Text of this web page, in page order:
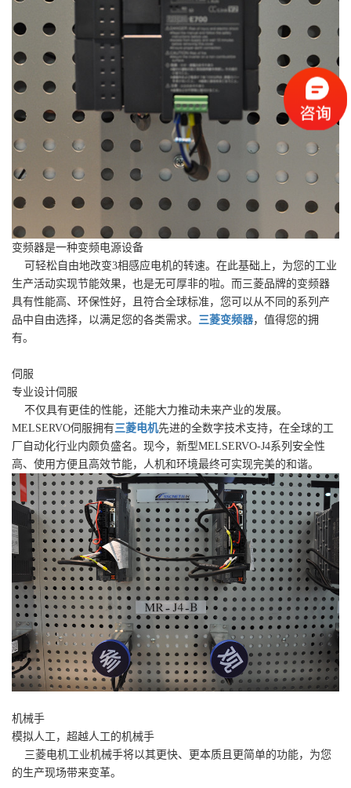
变频器是一种变频电源设备
可轻松自由地改变3相感应电机的转速。在此基础上，为您的工业
生产活动实现节能效果，也是无可厚非的啦。而三菱品牌的变频器
具有性能高、环保性好，且符合全球标准，您可以从不同的系列产
品中自由选择，以满足您的各类需求。 三菱变频器，值得您的拥
有。
伺服
专业设计伺服
不仅具有更佳的性能，还能大力推动未来产业的发展。
MELSERVO伺服拥有三菱电机先进的全数字技术支持，在全球的工
厂自动化行业内颇负盛名。现今，新型MELSERVO-J4系列安全性
高、使用方便且高效节能，人机和环境最终可实现完美的和谐。
机械手
模拟人工，超越人工的机械手
三菱电机工业机械手将以其更快、更本质且更简单的功能，为您
的生产现场带来变革。